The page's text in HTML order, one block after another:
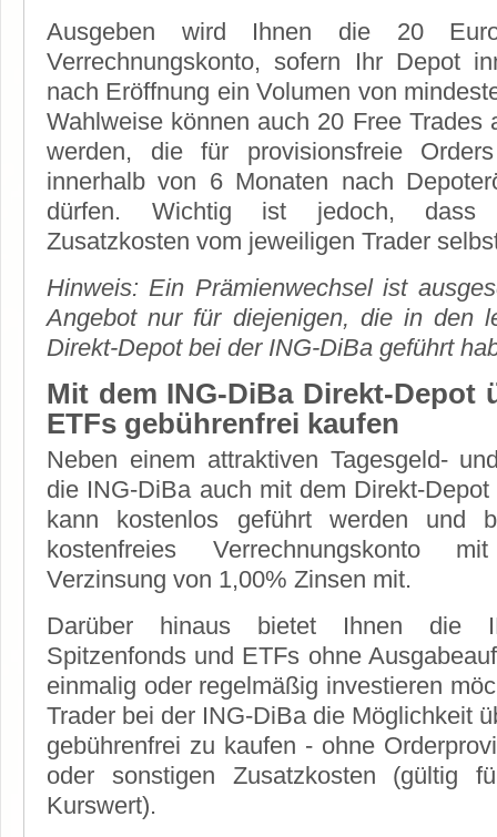
Ausgeben wird Ihnen die 20
Verrechnungskonto, sofern Ihr Depot
nach Eröffnung ein Volumen von
Wahlweise können auch 20 Free Trades
werden, die für provisionsfreie
innerhalb von 6 Monaten nach
dürfen. Wichtig ist jedoch, dass
Zusatzkosten vom jeweiligen Trader
Hinweis: Ein Prämienwechsel ist
Angebot nur für diejenigen, die in den
Direkt-Depot bei der ING-DiBa geführt
Mit dem ING-DiBa Direkt-Depot
ETFs gebührenfrei kaufen
Neben einem attraktiven Tagesgeld-
die ING-DiBa auch mit dem Direkt-
kann kostenlos geführt werden und
kostenfreies Verrechnungskonto
Verzinsung von 1,00% Zinsen mit.
Darüber hinaus bietet Ihnen die
Spitzenfonds und ETFs ohne
einmalig oder regelmäßig investieren
Trader bei der ING-DiBa die Möglichkeit
gebührenfrei zu kaufen - ohne
oder sonstigen Zusatzkosten (gültig
Kurswert).